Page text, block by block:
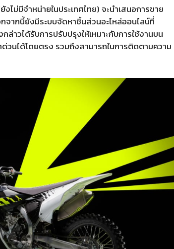
ม่มีจำหน่ายในประเทศไทย) จะนำเสนอการขาย
จากนี้ยังมีระบบจัดหาชิ้นส่วนอะไหล่ออนไลน์ที่
าวได้รับการปรับปรุงให้เหมาะกับการใช้งานบน
นได้โดยตรง รวมถึงสามารถในการติดตามความ